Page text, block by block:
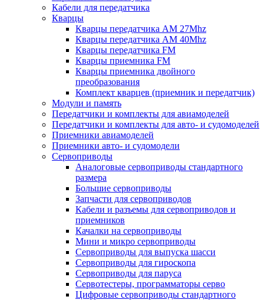
Кабели для передатчика
Кварцы
Кварцы передатчика AM 27Mhz
Кварцы передатчика AM 40Mhz
Кварцы передатчика FM
Кварцы приемника FM
Кварцы приемника двойного
преобразования
Комплект кварцев (приемник и передатчик)
Модули и память
Передатчики и комплекты для авиамоделей
Передатчики и комплекты для авто- и судомоделей
Приемники авиамоделей
Приемники авто- и судомодели
Сервоприводы
Аналоговые сервоприводы стандартного
размера
Большие сервоприводы
Запчасти для сервоприводов
Кабели и разъемы для сервоприводов и
приемников
Качалки на сервоприводы
Мини и микро сервоприводы
Сервоприводы для выпуска шасси
Сервоприводы для гироскопа
Сервоприводы для паруса
Сервотестеры, программаторы серво
Цифровые сервоприводы стандартного